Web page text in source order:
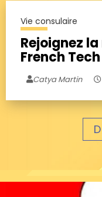
Vie consulaire
Rejoignez
French
Catya Martin